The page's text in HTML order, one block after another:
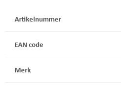
Artikelnummer
EAN code
Merk